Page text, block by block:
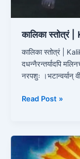
कालिका
कालिका स्तोत्रं |
दधन्नैरन्तर्यादपि
नरपशुः ।भटान्वर्यान्
Read Post »
हृदय